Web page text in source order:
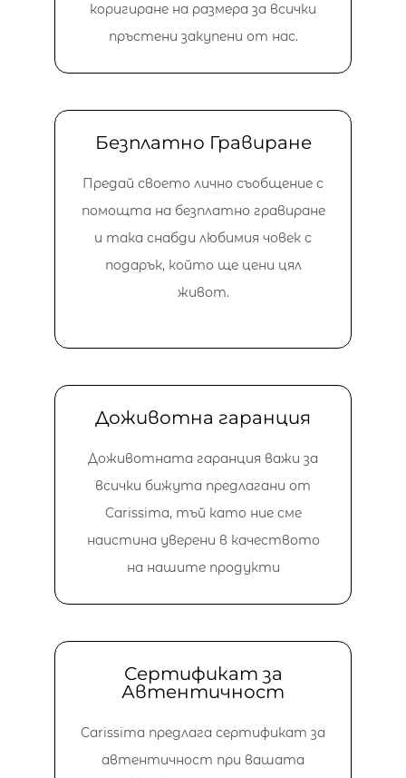
коригиране на размера за всички
пръстени закупени от нас.
Безплатно Гравиране
Предай своето лично съобщение с
помощта на безплатно гравиране
и така снабди любимия човек с
подарък, който ще цени цял
живот.
Доживотна гаранция
Доживотната гаранция важи за
всички бижута предлагани от
Carissima, тъй като ние сме
наистина уверени в качеството
на нашите продукти
Сертификат за
Автентичност
Carissima предлага сертификат за
автентичност при вашата